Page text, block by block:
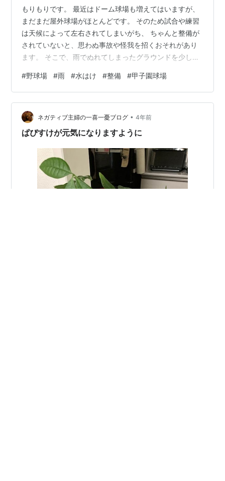
もりもりです。 最近はドーム球場も増えてはいますが、
まだまだ屋外球場がほとんどです。 そのため試合や練習
は天候によって左右されてしまいがち、 ちゃんと整備が
されていないと、思わぬ事故や怪我を招くおそれがあり
ます。 そこで、雨でぬれてしまったグラウンドを少しで
ためのいろいろな工夫がされているんですね。 ・野球場
の水はけがいいのはなぜ？ ・球場の形状に工夫がされて
いる についてお話ししますね。
#野球場 #雨 #水はけ #整備 #甲子園球場
ネガティブ主婦の一喜一憂ブログ • 4年前
ぱぴすけが元気になりますように